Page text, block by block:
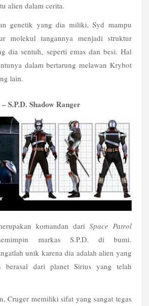
alien dalam cerita.
genetik yang dia miliki, Syd mampu
molekul tangannya menjadi struktur
dia sentuh, seperti emas dan besi. Hal
dalam bertarung melawan Krybot
lain.
S.P.D. Shadow Ranger
komandan dari Space Patrol
markas S.P.D. di bumi.
unik karena dia adalah alien yang
berasal dari planet Sirius yang telah
Cruger memiliki sifat yang sangat tegas